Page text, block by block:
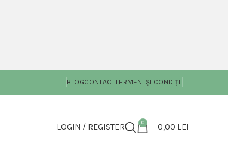
BLOGCONTACTTERMENI ȘI CONDIȚII
LOGIN / REGISTER 0 0,00 LEI